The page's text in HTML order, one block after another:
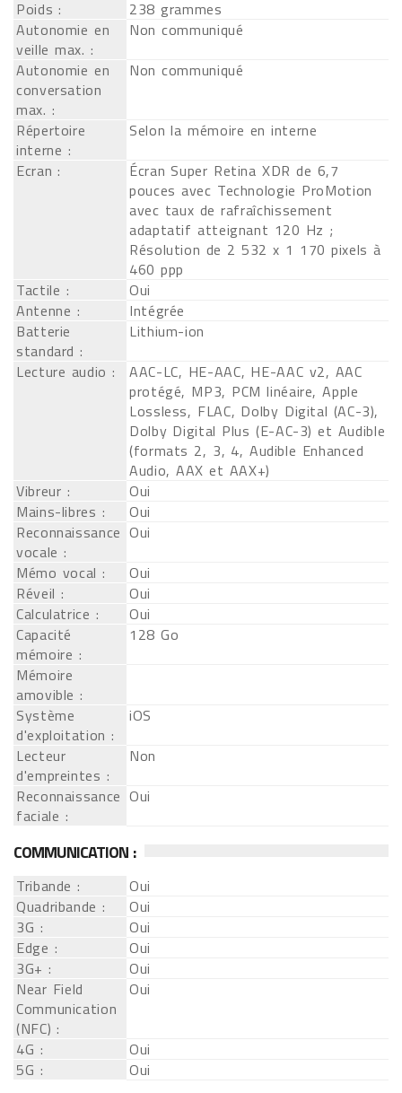
Poids :
238 grammes
Autonomie en
veille max. :
Non communiqué
Autonomie en
conversation
max. :
Non communiqué
Répertoire
interne :
Selon la mémoire en interne
Ecran :
Écran Super Retina XDR de 6,7
pouces avec Technologie ProMotion
avec taux de rafraîchissement
adaptatif atteignant 120 Hz ;
Résolution de 2 532 x 1 170 pixels à
460 ppp
Tactile :
Oui
Antenne :
Intégrée
Batterie
standard :
Lithium-ion
Lecture audio :
AAC-LC, HE-AAC, HE-AAC v2, AAC
protégé, MP3, PCM linéaire, Apple
Lossless, FLAC, Dolby Digital (AC-3),
Dolby Digital Plus (E-AC-3) et Audible
(formats 2, 3, 4, Audible Enhanced
Audio, AAX et AAX+)
Vibreur :
Oui
Mains-libres :
Oui
Reconnaissance
vocale :
Oui
Mémo vocal :
Oui
Réveil :
Oui
Calculatrice :
Oui
Capacité
mémoire :
128 Go
Mémoire
amovible :
Système
d'exploitation :
iOS
Lecteur
d'empreintes :
Non
Reconnaissance
faciale :
Oui
COMMUNICATION :
Tribande :
Oui
Quadribande :
Oui
3G :
Oui
Edge :
Oui
3G+ :
Oui
Near Field
Communication
(NFC) :
Oui
4G :
Oui
5G :
Oui